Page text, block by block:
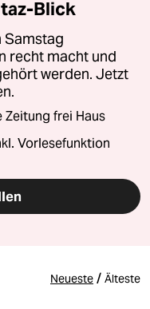
Blick
Samstag
recht macht und
werden. Jetzt
frei Haus
Vorlesefunktion
Neueste / Älteste